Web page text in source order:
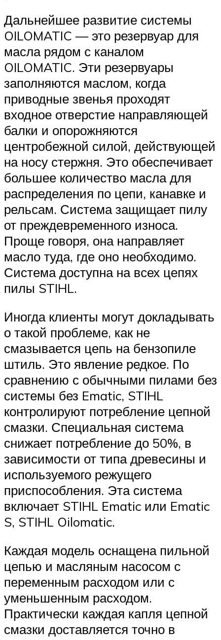
Дальнейшее развитие системы
OILOMATIC — это резервуар для
масла рядом с каналом
OILOMATIC. Эти резервуары
заполняются маслом, когда
приводные звенья проходят
входное отверстие направляющей
балки и опорожняются
центробежной силой, действующей
на носу стержня. Это обеспечивает
большее количество масла для
распределения по цепи, канавке и
рельсам. Система защищает пилу
от преждевременного износа.
Проще говоря, она направляет
масло туда, где оно необходимо.
Система доступна на всех цепях
пилы STIHL.
Иногда клиенты могут докладывать
о такой проблеме, как не
смазывается цепь на бензопиле
штиль. Это явление редкое. По
сравнению с обычными пилами без
системы без Ematic, STIHL
контролируют потребление цепной
смазки. Специальная система
снижает потребление до 50%, в
зависимости от типа древесины и
используемого режущего
приспособления. Эта система
включает STIHL Ematic или Ematic
S, STIHL Oilomatic.
Каждая модель оснащена пильной
цепью и масляным насосом с
переменным расходом или с
уменьшенным расходом.
Практически каждая капля цепной
смазки доставляется точно в